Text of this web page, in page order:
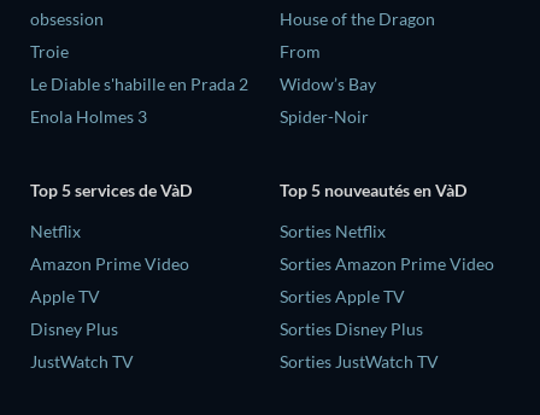
obsession
Troie
Le Diable s'habille en Prada 2
Enola Holmes 3
House of the Dragon
From
Widow’s Bay
Spider-Noir
Top 5 services de VàD
Netflix
Amazon Prime Video
Apple TV
Disney Plus
JustWatch TV
Top 5 nouveautés en VàD
Sorties Netflix
Sorties Amazon Prime Video
Sorties Apple TV
Sorties Disney Plus
Sorties JustWatch TV